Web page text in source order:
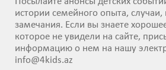
истории семейного опыта,
замечания. Если вы знаете
которое не увидели на сайте,
информацию о нем на нашу
info@4kids.az